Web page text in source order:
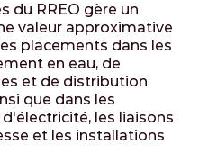
du RREO gère un
valeur approximative
placements dans les
en eau, de
et de distribution
que dans les
les liaisons
et les installations